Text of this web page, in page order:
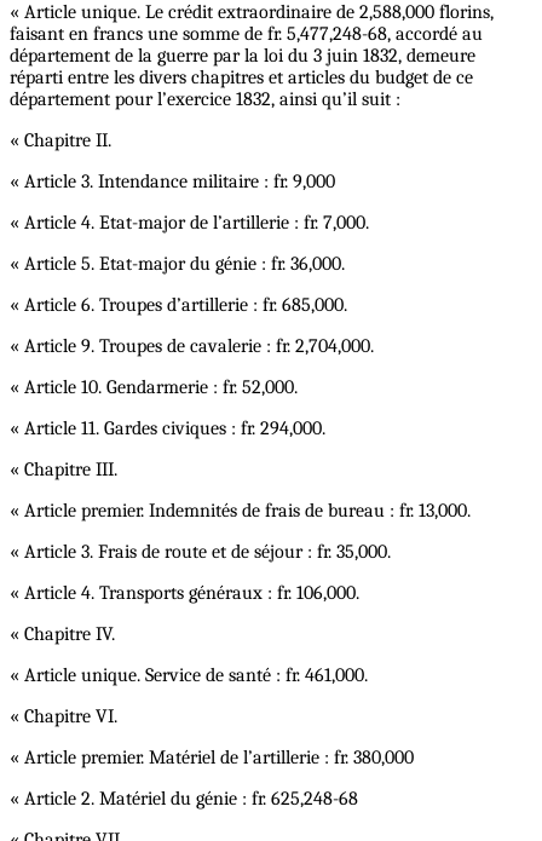
« Article unique. Le crédit extraordinaire de 2,588,000 florins,
faisant en francs une somme de fr. 5,477,248-68, accordé au
département de la guerre par la loi du 3 juin 1832, demeure
réparti entre les divers chapitres et articles du budget de ce
département pour l’exercice 1832, ainsi qu’il suit :
« Chapitre II.
« Article 3. Intendance militaire : fr. 9,000
« Article 4. Etat-major de l’artillerie : fr. 7,000.
« Article 5. Etat-major du génie : fr. 36,000.
« Article 6. Troupes d’artillerie : fr. 685,000.
« Article 9. Troupes de cavalerie : fr. 2,704,000.
« Article 10. Gendarmerie : fr. 52,000.
« Article 11. Gardes civiques : fr. 294,000.
« Chapitre III.
« Article premier. Indemnités de frais de bureau : fr. 13,000.
« Article 3. Frais de route et de séjour : fr. 35,000.
« Article 4. Transports généraux : fr. 106,000.
« Chapitre IV.
« Article unique. Service de santé : fr. 461,000.
« Chapitre VI.
« Article premier. Matériel de l’artillerie : fr. 380,000
« Article 2. Matériel du génie : fr. 625,248-68